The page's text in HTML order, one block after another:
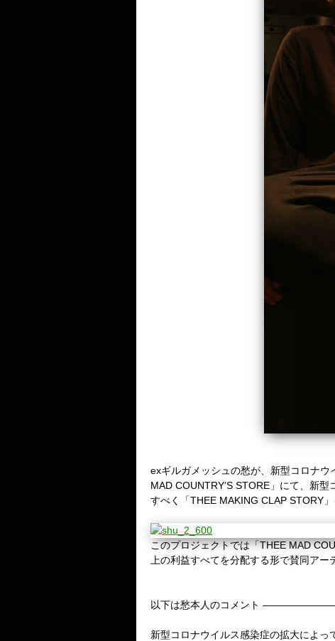
exギルガメッシュの愁が、新型コロナ
MAD COUNTRY’S STORE」にて、新
すべく「THEE MAKING CLAP STORY」
このプロジェクトでは「THEE MAD
上の利益すべてを分配する形で賛同ア
以下は愁本人のコメント
新型コロナウイルス感染症の拡大によっ